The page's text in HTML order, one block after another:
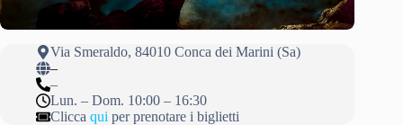
Via Smeraldo, 84010 Conca dei Marini (Sa)
–
–
Lun. – Dom. 10:00 – 16:30
Clicca qui per prenotare i biglietti